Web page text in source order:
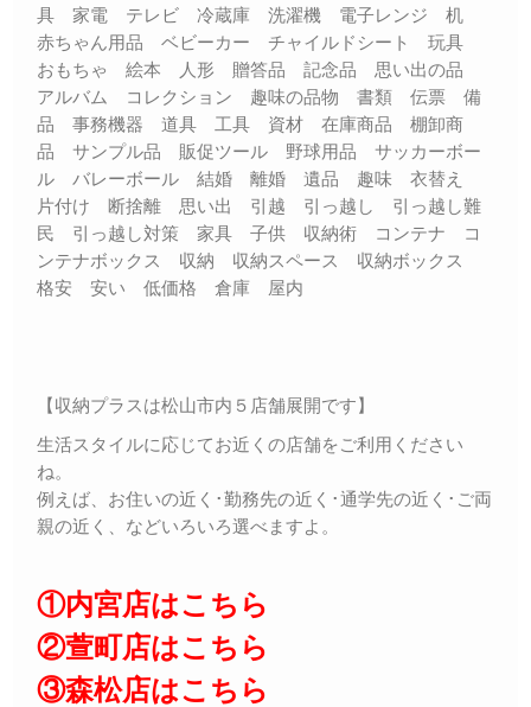
具 家電 テレビ 冷蔵庫 洗濯機 電子レンジ 机
赤ちゃん用品 ベビーカー チャイルドシート 玩具
おもちゃ 絵本 人形 贈答品 記念品 思い出の品
アルバム コレクション 趣味の品物 書類 伝票 備
品 事務機器 道具 工具 資材 在庫商品 棚卸商
品 サンプル品 販促ツール 野球用品 サッカーボー
ル バレーボール 結婚 離婚 遺品 趣味 衣替え
片付け 断捨離 思い出 引越 引っ越し 引っ越し難
民 引っ越し対策 家具 子供 収納術 コンテナ コ
ンテナボックス 収納 収納スペース 収納ボックス
格安 安い 低価格 倉庫 屋内
【収納プラスは松山市内５店舗展開です】
生活スタイルに応じてお近くの店舗をご利用ください
ね。
例えば、お住いの近く･勤務先の近く･通学先の近く･ご両
親の近く、などいろいろ選べますよ。
①内宮店はこちら
②萱町店はこちら
③森松店はこちら